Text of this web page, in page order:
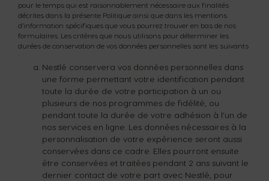
pour le temps qui est raisonnablement nécessaire aux finalités
décrites dans la présente Politique ainsi que dans les mentions
d’information spécifiques que vous pourrez trouver en bas de nos
formulaires. Les critères que nous utilisons pour déterminer les
durées de conservation de vos données personnelles sont les suivants
Nestlé conservera vos données personnelles dans
une forme permettant votre identification pendant
toute la durée de votre participation à un ou
plusieurs de nos programmes de fidélité, ou
pendant toute la durée de votre adhésion à l’un de
nos services en ligne. Les données nécessaires à la
personnalisation de votre expérience seront aussi
conservées dans ce cadre. Elles pourront ensuite
être conservées et traitées pendant 2 ans suivant le
dernier contact de votre part avec Nestlé, pour